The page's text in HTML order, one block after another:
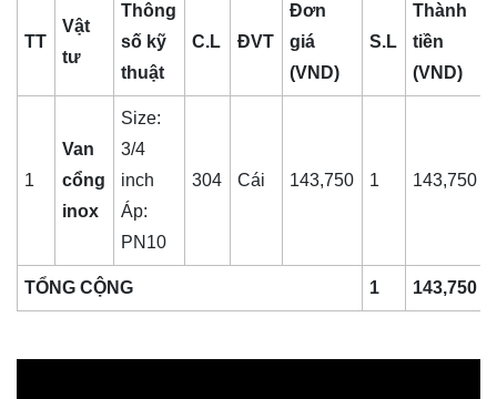
TT
Vật
tư
Thông
số kỹ
thuật
C.L ĐVT
Đơn
giá
(VND)
S.L
Thành
tiền
(VND)
1
Van
cổng
inox
Size:
3/4
inch
Áp:
PN10
304 Cái 143,750 1 143,750
TỔNG CỘNG 1 143,750